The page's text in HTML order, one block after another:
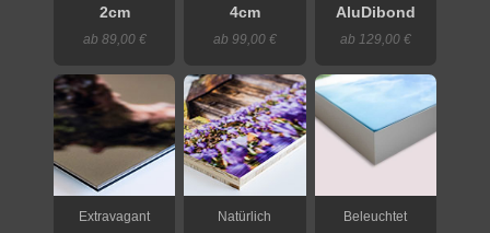
2cm
ab 89,00 €
4cm
ab 99,00 €
AluDibond
ab 129,00 €
Extravagant Natürlich Beleuchtet